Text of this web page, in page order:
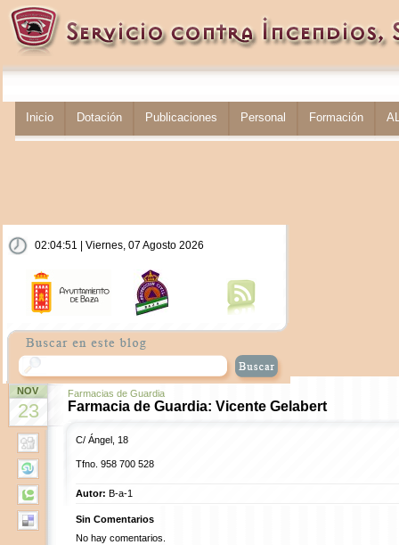
Inicio Dotación Publicaciones Personal Formación
02:04:52 | Viernes, 07 Agosto 2026
NOV
23
Farmacias de Guardia
Farmacia de Guardia: Vicente Gelabert
C/ Ángel, 18
Tfno. 958 700 528
Autor: B-a-1
Sin Comentarios
No hay comentarios.